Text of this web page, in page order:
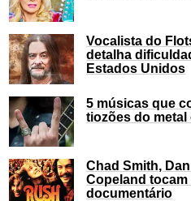
Vocalista do
detalha
Estados Unidos
5 músicas que
tiozões do metal
Chad Smith,
Copeland
documentário